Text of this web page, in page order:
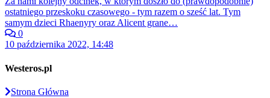
ostatniego przeskoku czasowego - tym razem o sześć lat. Tym
samym dzieci Rhaenyry oraz Alicent grane…
0
10 października 2022, 14:48
Westeros.pl
Strona Główna